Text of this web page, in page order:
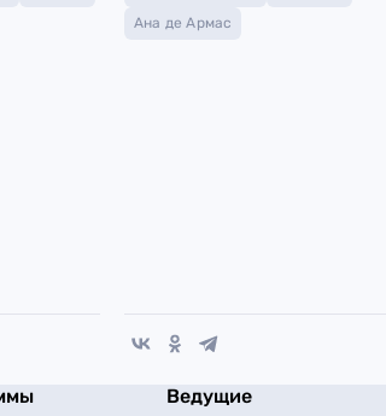
Ана де Армас
Ведущие